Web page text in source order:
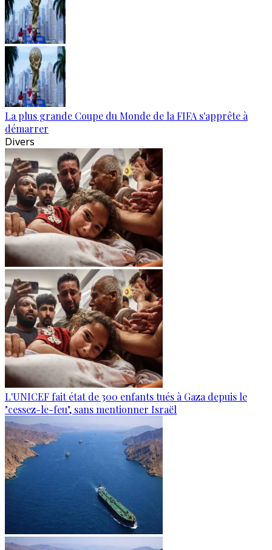
La plus grande Coupe du Monde de la FIFA s'apprête à
démarrer
Divers
L'UNICEF fait état de 300 enfants tués à Gaza depuis le
"cessez-le-feu", sans mentionner Israël